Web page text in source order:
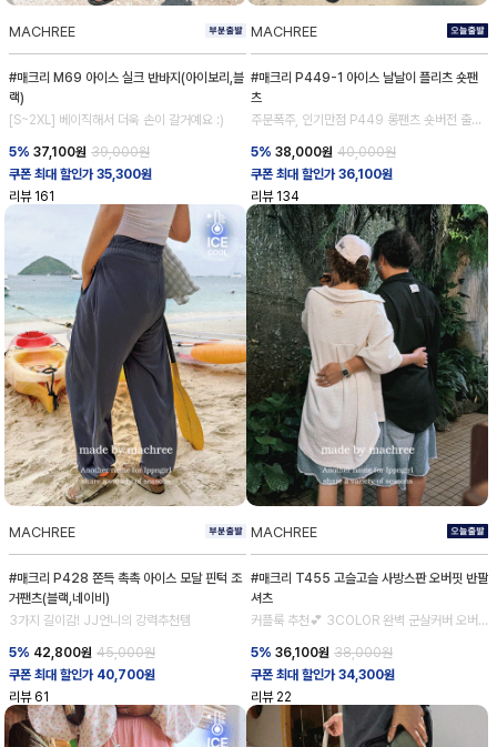
MACHREE
#매크리 M69 아이스 실크 반바지(아이보리,블
랙)
[S~2XL] 베이직해서 더욱 손이 갈거예요 :)
5% 37,100원 39,000원
쿠폰 최대 할인가 35,300원
리뷰 161
MACHREE
#매크리 P449-1 아이스 날날이 플리츠 숏팬
츠
주문폭주, 인기만점 P449 롱팬츠 숏버전 출시!
5% 38,000원 40,000원
쿠폰 최대 할인가 36,100원
리뷰 134
MACHREE
#매크리 P428 쫀득 촉촉 아이스 모달 핀턱 조
거팬츠(블랙,네이비)
3가지 길이감! JJ언니의 강력추천템
5% 42,800원 45,000원
쿠폰 최대 할인가 40,700원
리뷰 61
MACHREE
#매크리 T455 고슬고슬 사방스판 오버핏 반팔
셔츠
커플룩 추천💕 3COLOR 완벽 군살커버 오버
5% 36,100원 38,000원
쿠폰 최대 할인가 34,300원
리뷰 22